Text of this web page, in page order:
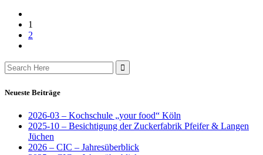
1
2
Search
for:
Neueste Beiträge
2026-03 – Kochschule „your food“ Köln
2025-10 – Besichtigung der Zuckerfabrik Pfeifer & Langen
Jüchen
2026 – CIC – Jahresüberblick